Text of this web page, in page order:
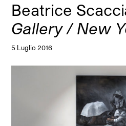
Beatrice
Gallery / New
5 Luglio 2016